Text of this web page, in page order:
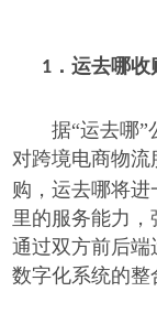
1．运去哪收
据“运去哪
对跨境电商物流
购，运去哪将
里的服务能力，
通过双方前后端
数字化系统的整